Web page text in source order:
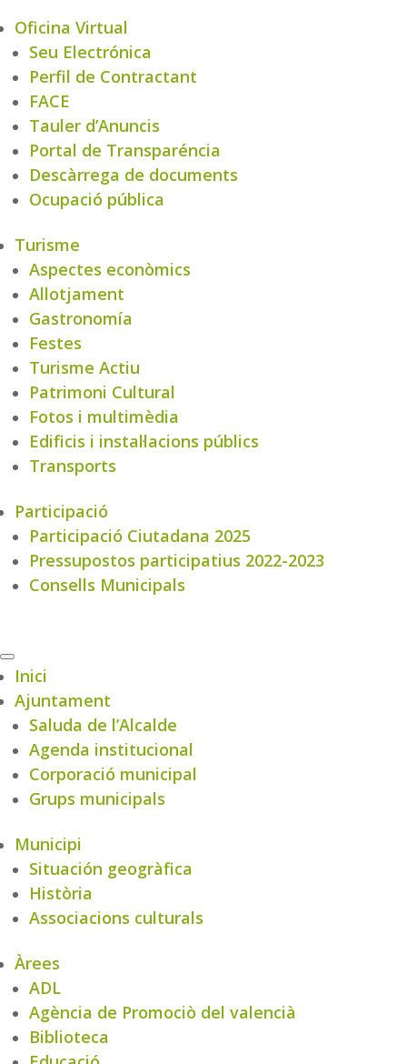
Oficina Virtual
Seu Electrónica
Perfil de Contractant
FACE
Tauler d’Anuncis
Portal de Transparéncia
Descàrrega de documents
Ocupació pública
Turisme
Aspectes econòmics
Allotjament
Gastronomía
Festes
Turisme Actiu
Patrimoni Cultural
Fotos i multimèdia
Edificis i instal·lacions públics
Transports
Participació
Participació Ciutadana 2025
Pressupostos participatius 2022-2023
Consells Municipals
Inici
Ajuntament
Saluda de l’Alcalde
Agenda institucional
Corporació municipal
Grups municipals
Municipi
Situación geogràfica
Història
Associacions culturals
Àrees
ADL
Agència de Promociò del valencià
Biblioteca